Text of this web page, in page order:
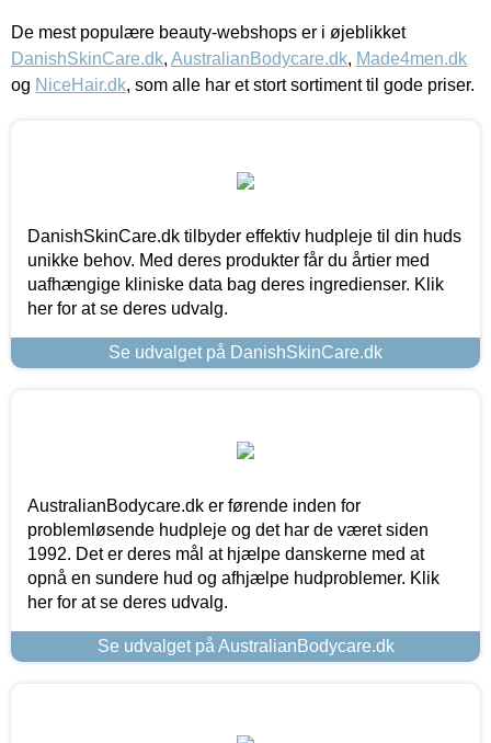
De mest populære beauty-webshops er i øjeblikket
DanishSkinCare.dk, AustralianBodycare.dk, Made4men.dk
og NiceHair.dk, som alle har et stort sortiment til gode priser.
DanishSkinCare.dk tilbyder effektiv hudpleje til din huds
unikke behov. Med deres produkter får du årtier med
uafhængige kliniske data bag deres ingredienser. Klik
her for at se deres udvalg.
Se udvalget på DanishSkinCare.dk
AustralianBodycare.dk er førende inden for
problemløsende hudpleje og det har de været siden
1992. Det er deres mål at hjælpe danskerne med at
opnå en sundere hud og afhjælpe hudproblemer. Klik
her for at se deres udvalg.
Se udvalget på AustralianBodycare.dk